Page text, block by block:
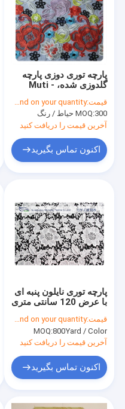
پارچه توری دوزی پارچه
گلدوزی شده، Muti -
قیمت:Depend on your quantity
MOQ:300 حیاط / رنگ
آخرین قیمت را دریافت کنید
اکنون تماس بگیرید
پارچه توری نایلون پنبه ای
با عرض 120 سانتی متری
قیمت:Depend on your quantity
MOQ:800Yard / Color
آخرین قیمت را دریافت کنید
اکنون تماس بگیرید